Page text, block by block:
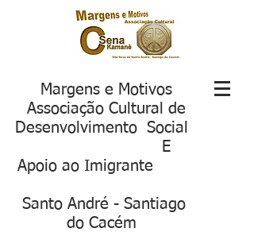
Margens e Motivos
Associação Cultural de
Desenvolvimento Social
E
Apoio ao Imigrante
Santo André - Santiago
do Cacém